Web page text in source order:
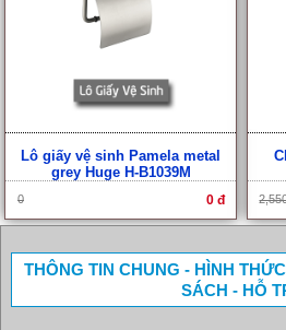
Lô giấy vệ sinh Pamela metal
grey Huge H-B1039M
0 0 đ
THÔNG TIN CHUNG - HÌNH
SÁCH - HỖ